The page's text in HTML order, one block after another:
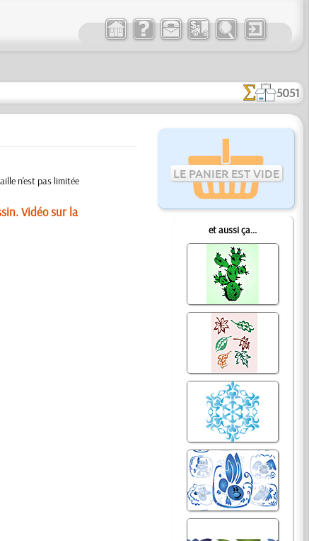
5051
LE PANIER EST VIDE
et aussi ça...
n'est pas limitée
Vidéo sur la